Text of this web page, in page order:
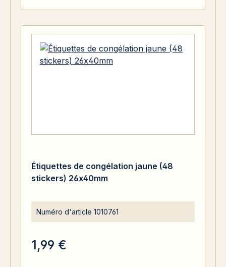
Étiquettes de congélation jaune (48
stickers) 26x40mm
Numéro d'article 1010761
1,99 €